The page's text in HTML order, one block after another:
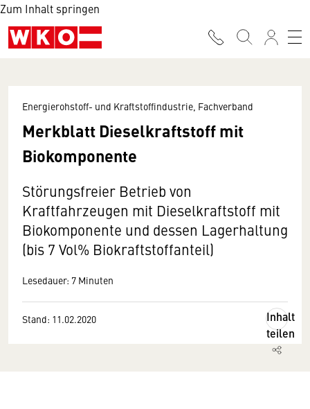
Zum Inhalt springen
Energierohstoff- und Kraftstoffindustrie, Fachverband
Merkblatt Dieselkraftstoff mit
Biokomponente
Störungsfreier Betrieb von
Kraftfahrzeugen mit Dieselkraftstoff mit
Biokomponente und dessen Lagerhaltung
(bis 7 Vol% Biokraftstoffanteil)
Lesedauer: 7 Minuten
Stand: 11.02.2020
Inhalt
teilen